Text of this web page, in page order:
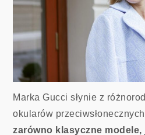
Marka Gucci słynie z
okularów
zarówno klasyczne